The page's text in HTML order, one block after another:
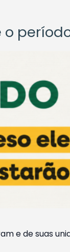
e de suas